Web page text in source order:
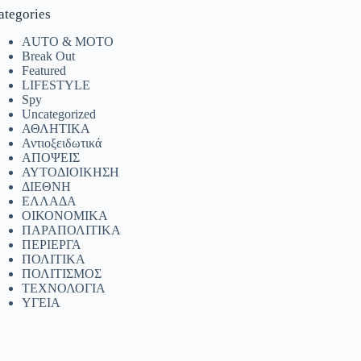
AUTO & MOTO
Break Out
Featured
LIFESTYLE
Spy
Uncategorized
ΑΘΛΗΤΙΚΑ
Αντιοξειδωτικά
ΑΠΟΨΕΙΣ
ΑΥΤΟΔΙΟΙΚΗΣΗ
ΔΙΕΘΝΗ
ΕΛΛΑΔΑ
ΟΙΚΟΝΟΜΙΚΑ
ΠΑΡΑΠΟΛΙΤΙΚΑ
ΠΕΡΙΕΡΓΑ
ΠΟΛΙΤΙΚΑ
ΠΟΛΙΤΙΣΜΟΣ
ΤΕΧΝΟΛΟΓΙΑ
ΥΓΕΙΑ